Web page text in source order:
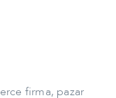
firma, pazar